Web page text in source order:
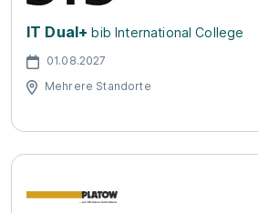
IT Dual+ bib International College
01.08.2027
Mehrere Standorte